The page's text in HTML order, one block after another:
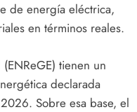
de energía eléctrica,
en términos reales.
tienen un
declarada
Sobre esa base, el